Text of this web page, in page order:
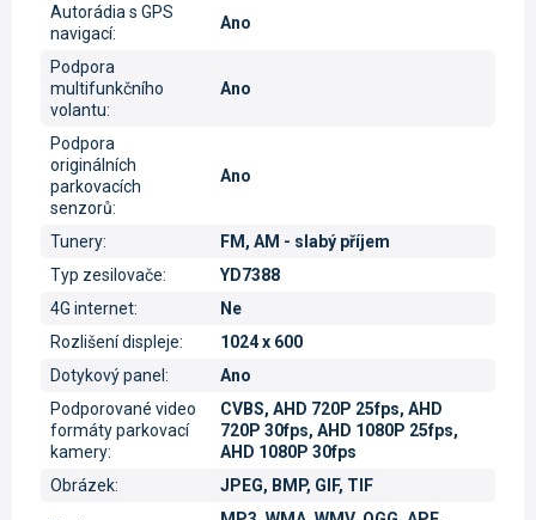
Autorádia s GPS
navigací:
Ano
Podpora
multifunkčního
volantu:
Ano
Podpora
originálních
parkovacích
senzorů:
Ano
Tunery:
FM, AM - slabý příjem
Typ zesilovače:
YD7388
4G internet:
Ne
Rozlišení displeje:
1024 x 600
Dotykový panel :
Ano
Podporované video
formáty parkovací
kamery:
CVBS, AHD 720P 25fps, AHD
720P 30fps, AHD 1080P 25fps,
AHD 1080P 30fps
Obrázek: JPEG, BMP, GIF, TIF